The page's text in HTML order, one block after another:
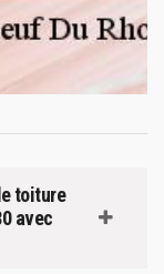
toiture
avec